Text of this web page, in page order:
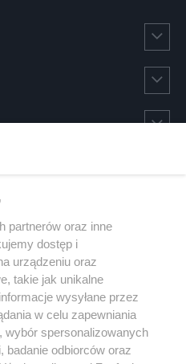
partnerów oraz inne
dostęp i
urządzeniu oraz
takie jak unikalne
wysyłane przez
w celu zapewniania
wybór spersonalizowanych
badanie odbiorców oraz